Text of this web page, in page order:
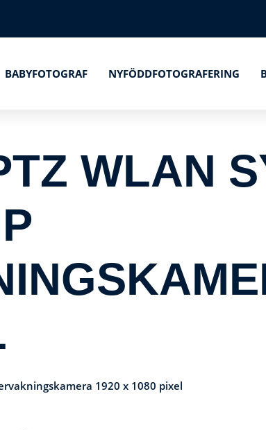
BABYFOTOGRAF NYFÖDDFOTOGRAFERING
WLAN
1920 x 1080 pixel